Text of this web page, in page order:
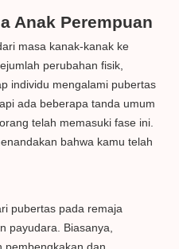
Anak Perempuan
masa kanak-kanak ke
perubahan fisik,
individu mengalami pubertas
ada beberapa tanda umum
telah memasuki fase ini.
bahwa kamu telah
pubertas pada remaja
payudara. Biasanya,